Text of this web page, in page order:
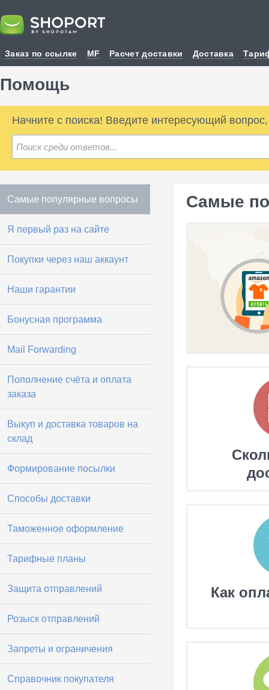
Заказ по ссылке MF Расчет доставки Доставка
Помощь
Начните с поиска! Введите интересующий
Самые популярные вопросы
Я первый раз на сайте
Покупки через наш аккаунт
Наши гарантии
Бонусная программа
Mail Forwarding
Пополнение счёта и оплата
заказа
Выкуп и доставка товаров на
склад
Формирование посылки
Способы доставки
Таможенное оформление
Тарифные планы
Защита отправлений
Розыск отправлений
Запреты и ограничения
Справочник покупателя
Самые
Как